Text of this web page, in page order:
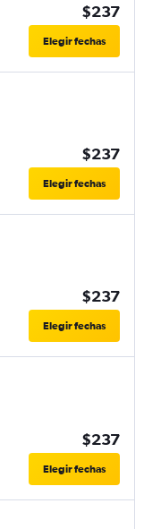
$237
Elegir fechas
$237
Elegir fechas
$237
Elegir fechas
$237
Elegir fechas